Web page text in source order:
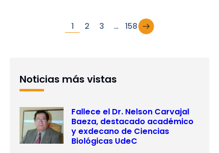
1 2 3 … 158→
Noticias más vistas
Fallece el Dr. Nelson Carvajal
Baeza, destacado académico
y exdecano de Ciencias
Biológicas UdeC